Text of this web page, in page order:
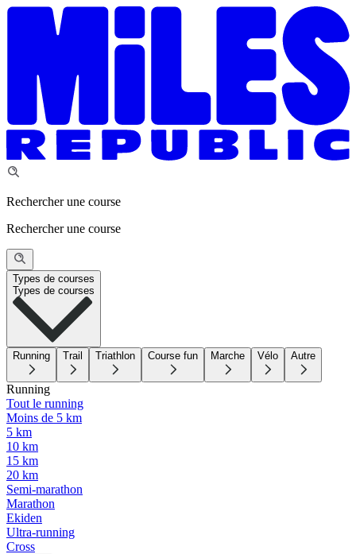
Rechercher une course
Rechercher une course
Types de courses
Types de courses
Running Trail Triathlon Course fun Marche Vélo Autre
Running
Tout le running
Moins de 5 km
5 km
10 km
15 km
20 km
Semi-marathon
Marathon
Ekiden
Ultra-running
Cross